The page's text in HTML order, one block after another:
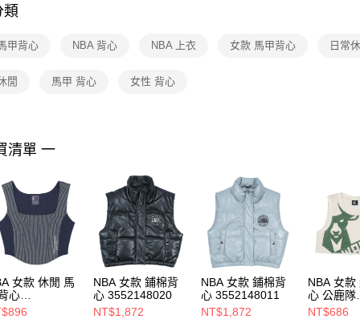
交易，需
５．嚴禁
形，恩沛
動。
類
甲背心 NBA 背心 NBA 上衣 女款 馬甲背心 日常
閒 馬甲 背心 女性 背心
清單 一
女款 休閒 馬
心
NBA 女款 鋪棉背
心 3552148020
NT$1,872
NBA 女款 鋪棉背
心 3552148011
NT$1,872
NBA 女款
心 公鹿隊
NT$686